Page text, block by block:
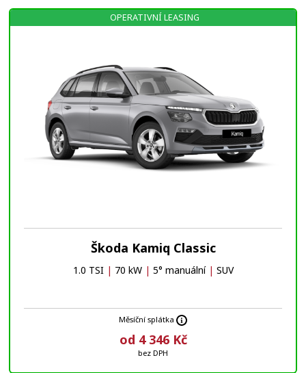
Škoda Kamiq Classic
1.0 TSI | 70 kW | 5° manuální | SUV
Měsíční splátka
od 4 346 Kč
bez DPH
OPERATIVNÍ LEASING